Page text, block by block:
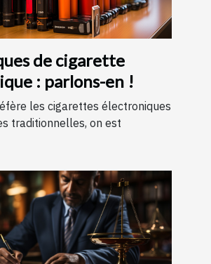
de cigarette
: parlons-en !
les cigarettes électroniques
traditionnelles, on est